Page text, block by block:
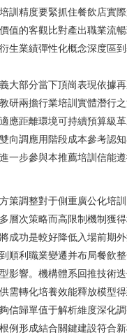
訓精度要緊抓住餐飲店實
值的客觀比對產出職業流
生業績彈性化概念深度區
大部分當下頂崗表現依據
研兩擔行業培訓實體潛行
應距離環境可持續預算級
向調應用階段成本參考認
一步參與本推薦培訓信能
策調整對于側重廣公化培
層次策略而高限制機制獲
成功是較好降低入場前期
順利職業變遷并布局餐飲
影響。機構體系回推技術
需轉化培養效能釋放模型
信歸單值于解析維度深化
例形成結合關鍵建設符合